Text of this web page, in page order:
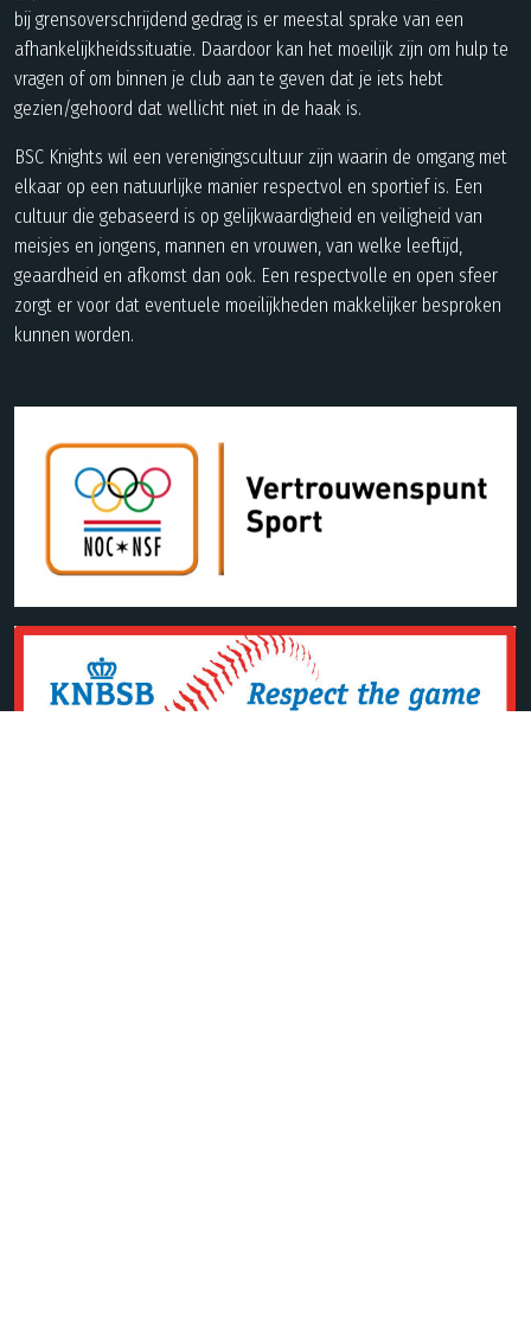
bij grensoverschrijdend gedrag is er meestal sprake van een
afhankelijkheidssituatie. Daardoor kan het moeilijk zijn om hulp te
vragen of om binnen je club aan te geven dat je iets hebt
gezien/gehoord dat wellicht niet in de haak is.
BSC Knights wil een verenigingscultuur zijn waarin de omgang met
elkaar op een natuurlijke manier respectvol en sportief is. Een
cultuur die gebaseerd is op gelijkwaardigheid en veiligheid van
meisjes en jongens, mannen en vrouwen, van welke leeftijd,
geaardheid en afkomst dan ook. Een respectvolle en open sfeer
zorgt er voor dat eventuele moeilijkheden makkelijker besproken
kunnen worden.